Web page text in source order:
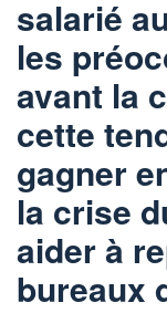
salarié
les
avant la
cette
gagner
la crise
aider à
bureaux